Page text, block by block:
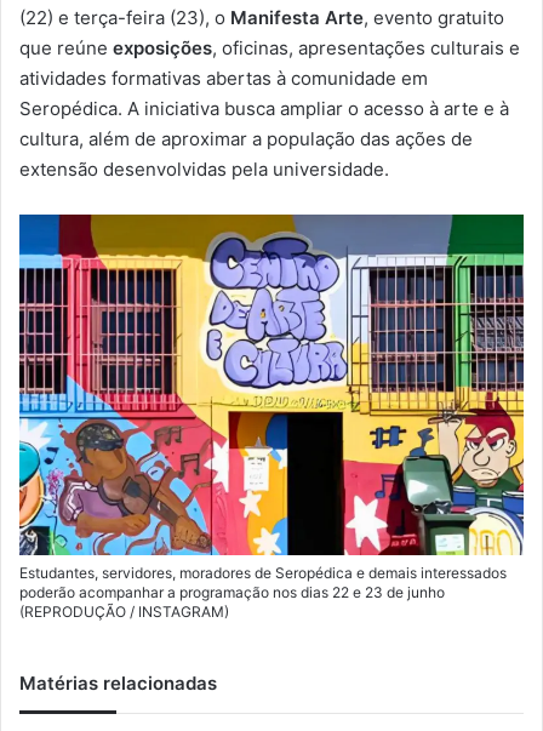
m
a
(22) e terça-feira (23), o Manifesta Arte, evento gratuito
que reúne exposições, oficinas, apresentações culturais e
atividades formativas abertas à comunidade em
Seropédica. A iniciativa busca ampliar o acesso à arte e à
cultura, além de aproximar a população das ações de
extensão desenvolvidas pela universidade.
Estudantes, servidores, moradores de Seropédica e demais interessados
poderão acompanhar a programação nos dias 22 e 23 de junho
(REPRODUÇÃO / INSTAGRAM)
Matérias relacionadas